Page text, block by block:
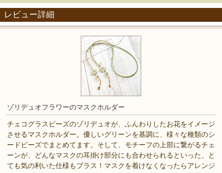
レビュー詳細
ゾリデュオフラワーのマスクホルダー
チェコグラスビーズのゾリデュオが、ふんわりしたお花をイメージ
させるマスクホルダー。優しいグリーンを基調に、様々な種類のシ
ードビーズでまとめてます。そして、モチーフの上部に繋がるチェ
ーンが、どんなマスクの耳掛け部分にも合わせられるといった、と
ても気の利いた仕様もプラス！マスクを着けなくなったらアレンジ